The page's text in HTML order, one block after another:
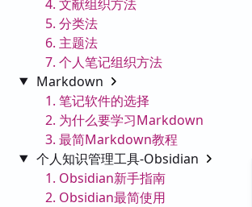
4. 文献组织方法
5. 分类法
6. 主题法
7. 个人笔记组织方法
Markdown
1. 笔记软件的选择
2. 为什么要学习Markdown
3. 最简Markdown教程
个人知识管理工具-Obsidian
1. Obsidian新手指南
2. Obsidian最简使用